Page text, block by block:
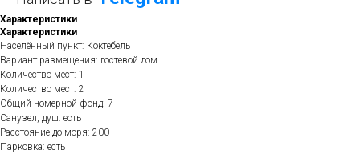
Характеристики
Характеристики
Населённый пункт: Коктебель
Вариант размещения: гостевой дом
Количество мест: 1
Количество мест: 2
Общий номерной фонд: 7
Санузел, душ: есть
Расстояние до моря: 200
Парковка: есть